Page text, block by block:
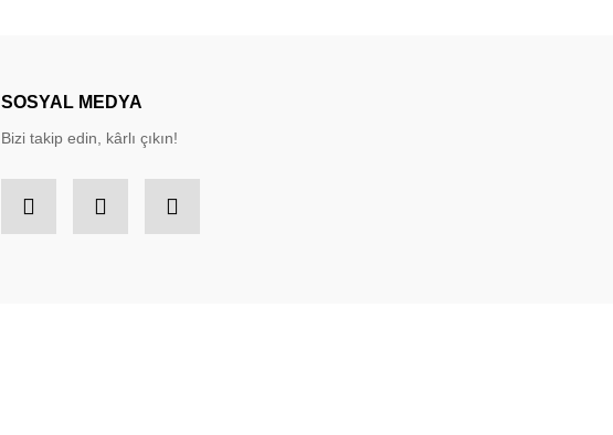
SOSYAL MEDYA
Bizi takip edin, kârlı çıkın!